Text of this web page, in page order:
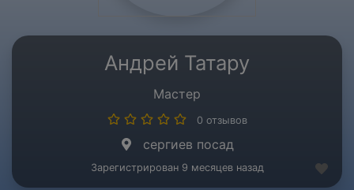
Андрей Татару
Мастер
0 отзывов
сергиев посад
Зарегистрирован 9 месяцев назад